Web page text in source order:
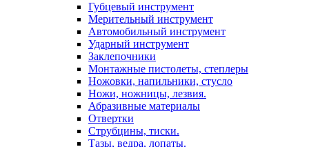
Губцевый инструмент
Мерительный инструмент
Автомобильный инструмент
Ударный инструмент
Заклепочники
Монтажные пистолеты, степлеры
Ножовки, напильники, стусло
Ножи, ножницы, лезвия.
Абразивные материалы
Отвертки
Cтрубцины, тиски.
Тазы, ведра, лопаты.